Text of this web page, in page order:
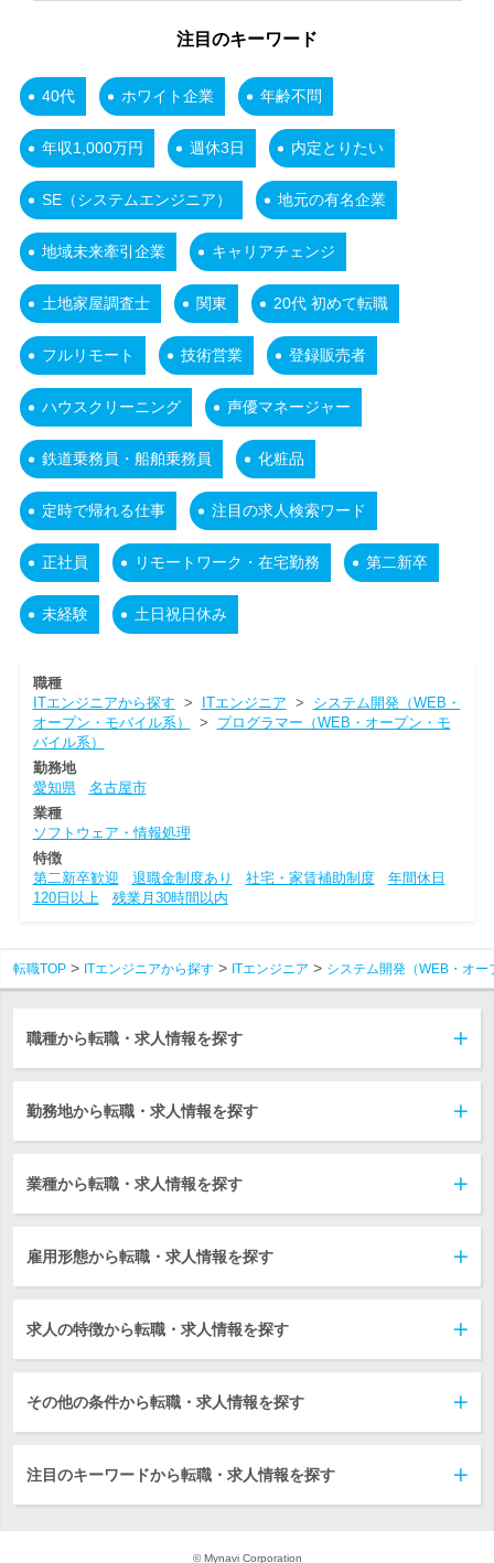
注目のキーワード
40代 ホワイト企業 年齢不問
年収1,000万円 週休3日 内定とりたい
SE（システムエンジニア） 地元の有名企業
地域未来牽引企業 キャリアチェンジ
土地家屋調査士 関東 20代 初めて転職
フルリモート 技術営業 登録販売者
ハウスクリーニング 声優マネージャー
鉄道乗務員・船舶乗務員 化粧品
定時で帰れる仕事 注目の求人検索ワード
正社員 リモートワーク・在宅勤務 第二新卒
未経験 土日祝日休み
職種
ITエンジニアから探す > ITエンジニア > システム開発（WEB・
オープン・モバイル系）
> プログラマー（WEB・オープン・モ
バイル系）
勤務地
愛知県
名古屋市
業種
ソフトウェア・情報処理
特徴
第二新卒歓迎
退職金制度あり 社宅・家賃補助制度
年間休日
120日以上
残業月30時間以内
転職TOP ITエンジニアから探す ITエンジニア システム開発（WEB・オ
職種から転職・求人情報を探す
勤務地から転職・求人情報を探す
業種から転職・求人情報を探す
雇用形態から転職・求人情報を探す
求人の特徴から転職・求人情報を探す
その他の条件から転職・求人情報を探す
注目のキーワードから転職・求人情報を探す
© Mynavi Corporation